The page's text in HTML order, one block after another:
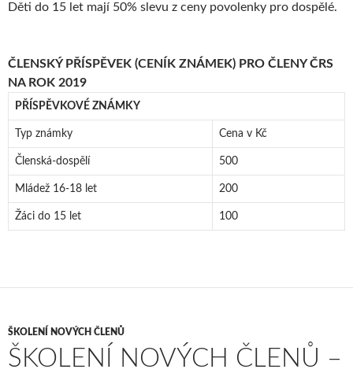
Děti do 15 let mají 50% slevu z ceny povolenky pro dospělé.
ČLENSKÝ PŘÍSPĚVEK (CENÍK ZNÁMEK) PRO ČLENY ČRS
NA ROK 2019
PŘÍSPĚVKOVÉ ZNÁMKY
Typ známky Cena v Kč
Členská-dospělí 500
Mládež 16-18 let 200
Žáci do 15 let 100
ŠKOLENÍ NOVÝCH ČLENŮ
ŠKOLENÍ NOVÝCH ČLENŮ –